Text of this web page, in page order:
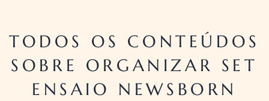
TODOS OS CONTEÚDOS
SOBRE ORGANIZAR SET
ENSAIO NEWSBORN